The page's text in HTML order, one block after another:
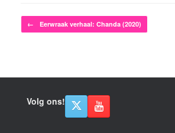
Bericht navigatie
← Eerwraak verhaal: Chanda (2020)
Volg ons!